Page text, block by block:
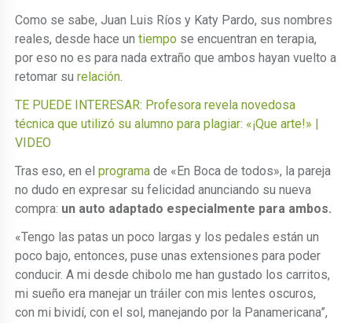
Como se sabe, Juan Luis Ríos y Katy Pardo, sus nombres
reales, desde hace untiempo se encuentran en terapia,
por eso no es para nada extraño que ambos hayan vuelto a
retomar surelación
TE PUEDE INTERESAR: Profesora revela novedosa
técnica que utilizó su alumno para plagiar: «¡Que arte!» |
VIDEO
Tras eso, en elprograma de «En Boca de todos», la pareja
no dudo en expresar su felicidad anunciando su nueva
compra: un auto adaptado especialmente para ambos.
«Tengo las patas un poco largas y los pedales están un
poco bajo, entonces, puse unas extensiones para poder
conducir. A mi desde chibolo me han gustado los carritos,
mi sueño era manejar un tráiler con mis lentes oscuros,
con mi bividí, con el sol, manejando por la Panamericana”,